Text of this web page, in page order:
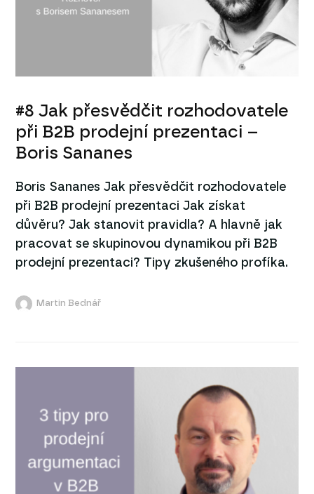
#8 Jak přesvědčit rozhodovatele
při B2B prodejní prezentaci –
Boris Sananes
Boris Sananes Jak přesvědčit rozhodovatele
při B2B prodejní prezentaci Jak získat
důvěru? Jak stanovit pravidla? A hlavně jak
pracovat se skupinovou dynamikou při B2B
prodejní prezentaci? Tipy zkušeného profíka.
Martin Bednář